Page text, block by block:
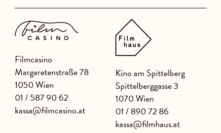
Filmcasino
Margaretenstraße 78
1050 Wien
01 / 587 90 62
kassa@filmcasino.at
Kino am Spittelberg
Spittelberggasse 3
1070 Wien
01 / 890 72 86
kassa@filmhaus.at